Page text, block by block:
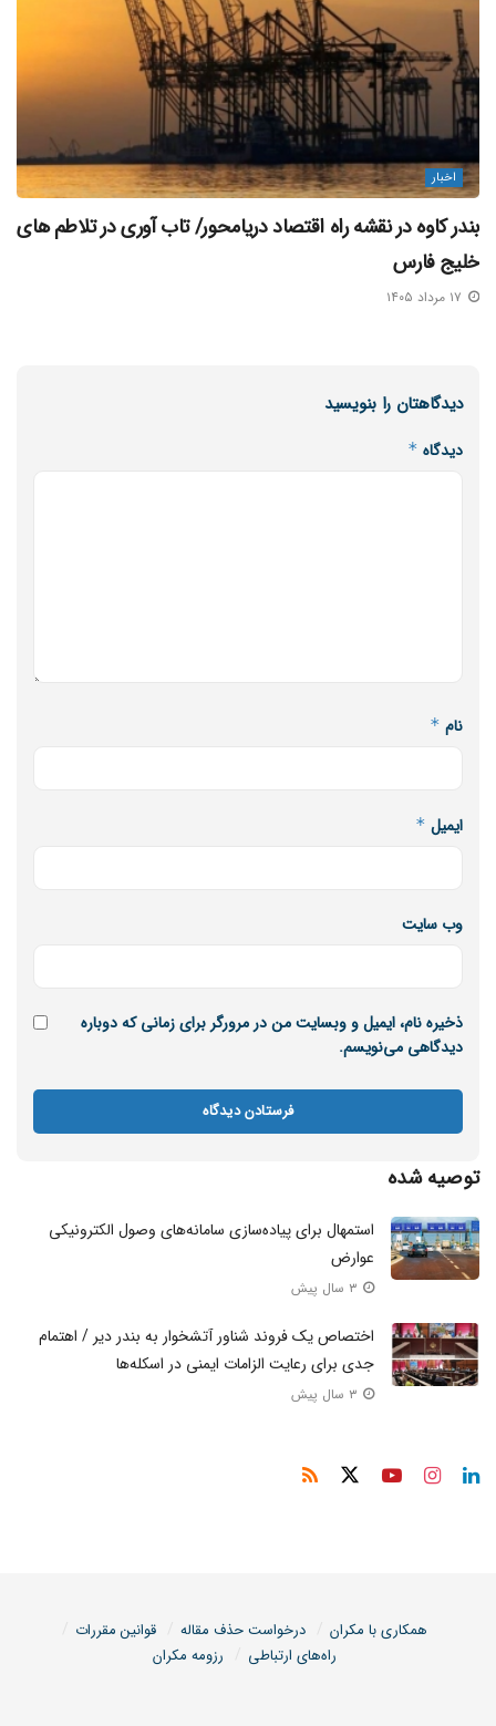
اخبار
بندر کاوه در نقشه راه اقتصاد دریامحور/ تاب‌ آوری در تلاطم‌ های
خلیج فارس
دیدگاهتان را بنویسید
دیدگاه *
نام *
ایمیل *
وب‌ سایت
ذخیره نام، ایمیل و وبسایت من در مرورگر برای زمانی که دوباره
دیدگاهی می‌نویسم.
توصیه شده
استمهال برای پیاده‌سازی سامانه‌های وصول الکترونیکی
عوارض
اختصاص یک فروند شناور آتشخوار به بندر دیر / اهتمام
جدی برای رعایت الزامات ایمنی در اسکله‌ها
همکاری با مکران درخواست حذف مقاله
قوانین مقررات
راه‌های ارتباطی
رزومه مکران